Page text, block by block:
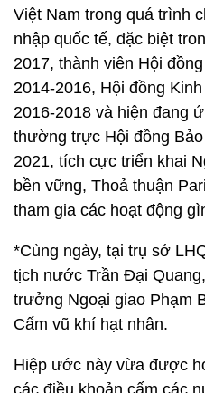
Việt Nam trong quá trình
nhập quốc tế, đặc biệt
2017, thành viên Hội
2014-2016, Hội đồng
2016-2018 và hiện đang
thường trực Hội đồng
2021, tích cực triển khai
bền vững, Thoả thuận
tham gia các hoạt động
*Cùng ngày, tại trụ sở
tịch nước Trần Đại
trưởng Ngoại giao Phạm
Cấm vũ khí hạt nhân.
Hiệp ước này vừa được
các điều khoản cấm các